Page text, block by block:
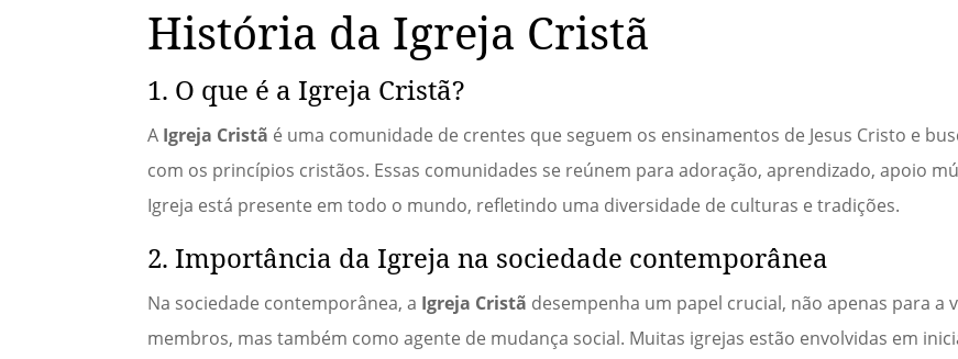
História da Igreja Cristã
1. O que é a Igreja Cristã?
A Igreja Cristã é uma comunidade de crentes que seguem os ensinamentos de Jesus Cristo e
com os princípios cristãos. Essas comunidades se reúnem para adoração, aprendizado, apoio
Igreja está presente em todo o mundo, refletindo uma diversidade de culturas e tradições.
2. Importância da Igreja na sociedade contemporânea
Na sociedade contemporânea, a Igreja Cristã desempenha um papel crucial, não apenas para a
membros, mas também como agente de mudança social. Muitas igrejas estão envolvidas em